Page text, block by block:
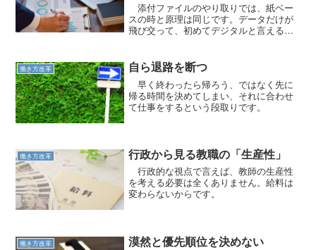
添付ファイルのやり取りでは、紙ベー
スの時と原理は同じです。データだけが
飛び交って、初めてデジタルと言えるの
働き方改革 自ら退路を断つ
早く終わったら帰ろう、ではなく先に
帰る時間を決めてしまい、それに合わせ
て仕事をするという段取りです。
働き方改革 行政から見る教職の「生産性」
行政的な視点で言えば、教師の生産性
を考える必要は全くありません。給料は
変わらないからです。
働き方改革 漠然と優先順位を決めない